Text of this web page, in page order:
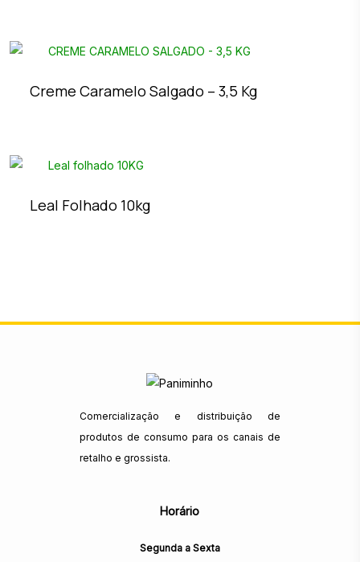
Creme Caramelo Salgado – 3,5 Kg
Leal Folhado 10kg
Comercialização e distribuição de
produtos de consumo para os canais de
retalho e grossista.
Horário
Segunda a Sexta